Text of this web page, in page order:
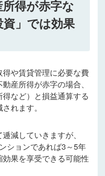
得が赤字な
」では効果
得や賃貸管理に必要な費
産所得が赤字の場合、
など）と損益通算する
れます。
減していきますが、
ションであれば3～5年
果を享受できる可能性